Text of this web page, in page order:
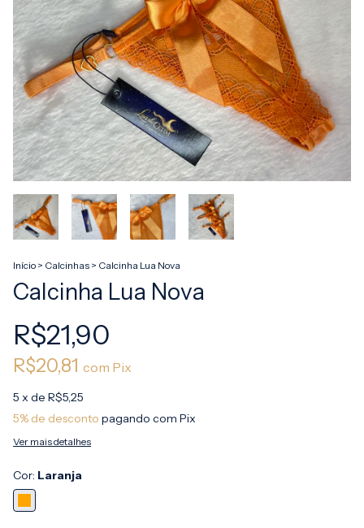
Início > Calcinhas > Calcinha Lua Nova
Calcinha Lua Nova
R$21,90
R$20,81 com Pix
5 x de R$5,25
5% de desconto pagando com Pix
Ver mais detalhes
Cor: Laranja